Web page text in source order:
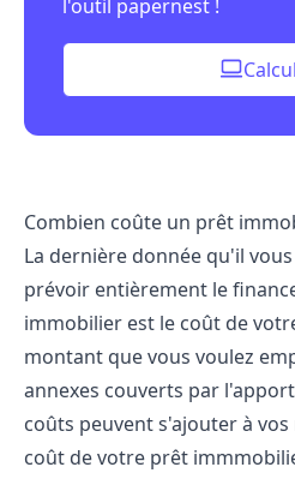
l'outil papernest !
Combien coûte un prêt
La dernière donnée qu'il
prévoir entièrement le
immobilier est le coût de
montant que vous voulez
annexes couverts par
coûts peuvent s'ajouter à
coût de votre prêt